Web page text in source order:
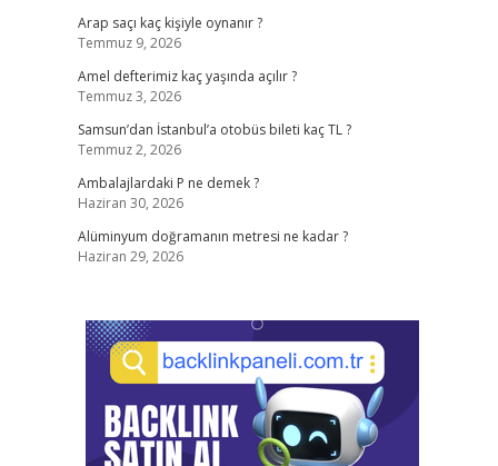
Arap saçı kaç kişiyle oynanır ?
Temmuz 9, 2026
Amel defterimiz kaç yaşında açılır ?
Temmuz 3, 2026
Samsun’dan İstanbul’a otobüs bileti kaç TL ?
Temmuz 2, 2026
Ambalajlardaki P ne demek ?
Haziran 30, 2026
Alüminyum doğramanın metresi ne kadar ?
Haziran 29, 2026